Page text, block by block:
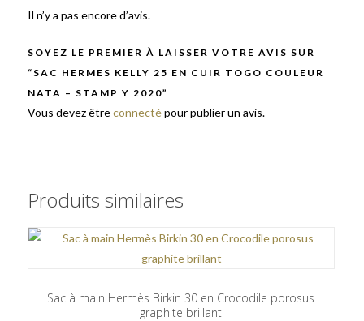
Il n’y a pas encore d’avis.
SOYEZ LE PREMIER À LAISSER VOTRE AVIS SUR
“SAC HERMES KELLY 25 EN CUIR TOGO COULEUR
NATA – STAMP Y 2020”
Vous devez êtreconnectépour publier un avis.
Produits similaires
Sac à main Hermès Birkin 30 en Crocodile porosus
graphite brillant